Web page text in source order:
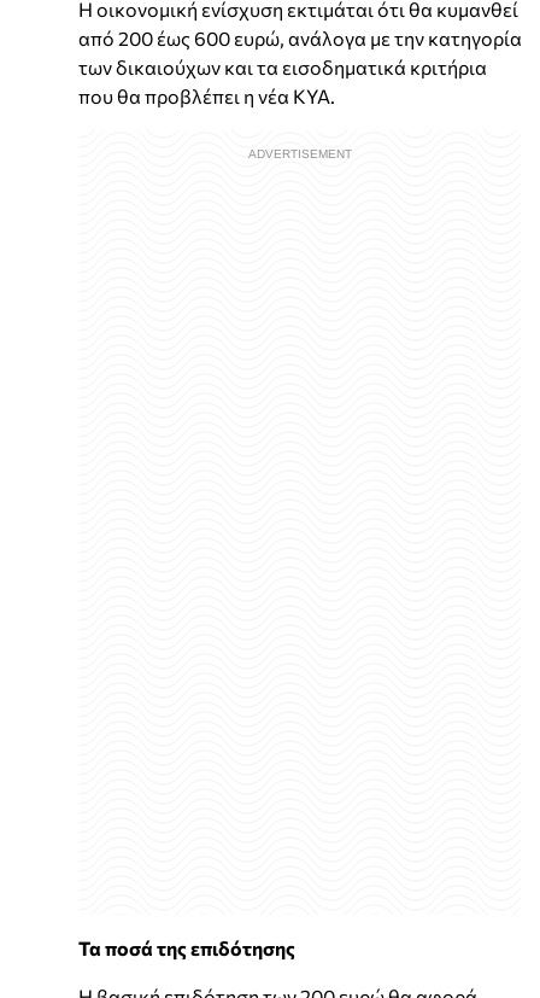
Η οικονομική ενίσχυση εκτιμάται ότι θα κυμανθεί
από 200 έως 600 ευρώ, ανάλογα με την κατηγορία
των δικαιούχων και τα εισοδηματικά κριτήρια
που θα προβλέπει η νέα ΚΥΑ.
Τα ποσά της επιδότησης